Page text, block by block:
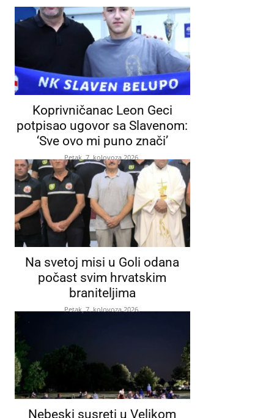
Koprivničanac Leon Geci
potpisao ugovor sa Slavenom:
‘Sve ovo mi puno znači’
Petak, 7. kolovoza 2026.
Na svetoj misi u Goli odana
počast svim hrvatskim
braniteljima
Petak, 7. kolovoza 2026.
Nebeski susreti u Velikom